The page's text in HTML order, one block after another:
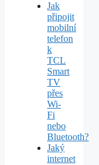
Jak
připojit
mobilní
telefon
k
TCL
Smart
TV
přes
Wi-
Fi
nebo
Bluetooth?
Jaký
internet